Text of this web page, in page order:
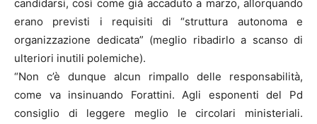
candidarsi, così come già accaduto a marzo, allorquando
erano previsti i requisiti di “struttura autonoma e
organizzazione dedicata” (meglio ribadirlo a scanso di
ulteriori inutili polemiche).
“Non c’è dunque alcun rimpallo delle responsabilità,
come va insinuando Forattini. Agli esponenti del Pd
consiglio di leggere meglio le circolari ministeriali.